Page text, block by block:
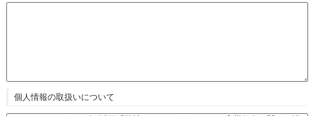
個人情報の取扱いについて